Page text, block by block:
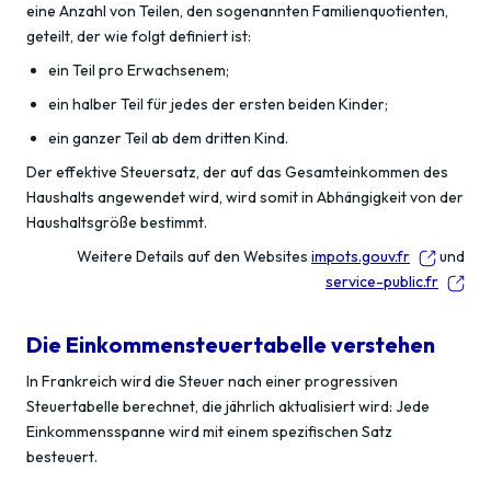
eine Anzahl von Teilen, den sogenannten Familienquotienten,
geteilt, der wie folgt definiert ist:
ein Teil pro Erwachsenem;
ein halber Teil für jedes der ersten beiden Kinder;
ein ganzer Teil ab dem dritten Kind.
Der effektive Steuersatz, der auf das Gesamteinkommen des
Haushalts angewendet wird, wird somit in Abhängigkeit von der
Haushaltsgröße bestimmt.
Weitere Details auf den Websites impots.gouv.fr
und
service-public.fr
Die Einkommensteuertabelle verstehen
In Frankreich wird die Steuer nach einer progressiven
Steuertabelle berechnet, die jährlich aktualisiert wird: Jede
Einkommensspanne wird mit einem spezifischen Satz
besteuert.